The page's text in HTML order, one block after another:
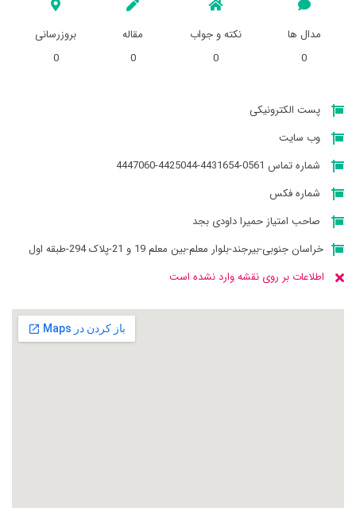
مدال ها
0
نکته و جواب
0
مقاله
0
بروزرسانی
0
پست الکترونیکی
وب سایت
شماره تماس 0561-4431654-4425044-4447060
شماره فکس
صاحب امتیاز حمیرا داودی بجد
خراسان جنوبی-بیرجند-بلوار معلم-بین معلم 19 و 21-پلاک 294-طبقه اول
اطلاعات بر روی نقشه وارد نشده است